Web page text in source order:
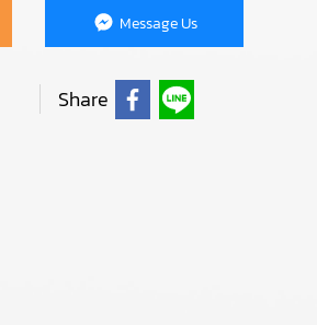
Message Us
Share